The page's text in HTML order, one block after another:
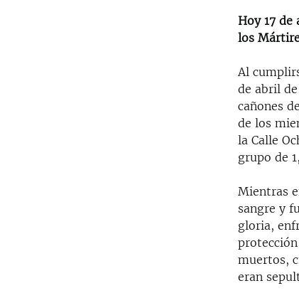
Hoy 17 de
los
Al
de abril
cañones
de los
la Calle
grupo de
Mientras
sangre y
gloria,
muertos,
eran